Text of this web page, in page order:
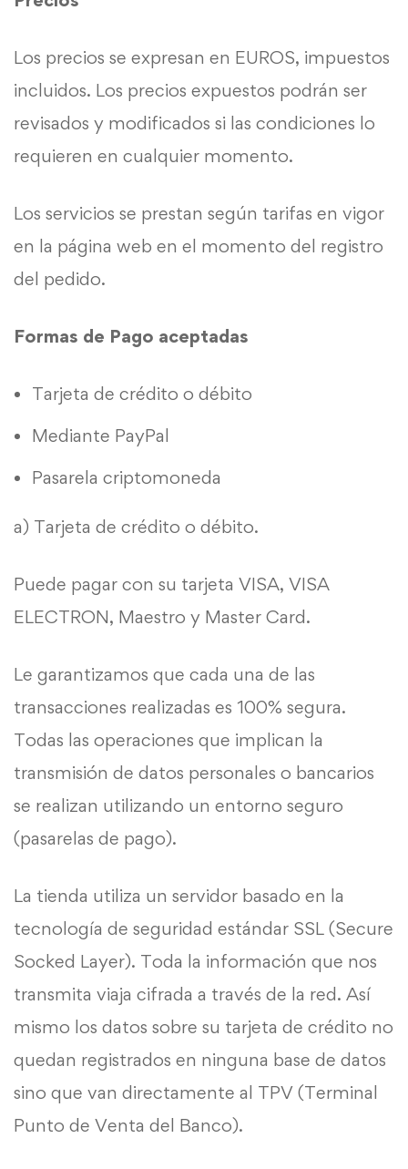
Los precios se expresan en EUROS, impuestos
incluidos. Los precios expuestos podrán ser
revisados y modificados si las condiciones lo
requieren en cualquier momento.
Los servicios se prestan según tarifas en vigor
en la página web en el momento del registro
del pedido.
Formas de Pago aceptadas
Tarjeta de crédito o débito
Mediante PayPal
Pasarela criptomoneda
a) Tarjeta de crédito o débito.
Puede pagar con su tarjeta VISA, VISA
ELECTRON, Maestro y Master Card.
Le garantizamos que cada una de las
transacciones realizadas es 100% segura.
Todas las operaciones que implican la
transmisión de datos personales o bancarios
se realizan utilizando un entorno seguro
(pasarelas de pago).
La tienda utiliza un servidor basado en la
tecnología de seguridad estándar SSL (Secure
Socked Layer). Toda la información que nos
transmita viaja cifrada a través de la red. Así
mismo los datos sobre su tarjeta de crédito no
quedan registrados en ninguna base de datos
sino que van directamente al TPV (Terminal
Punto de Venta del Banco).